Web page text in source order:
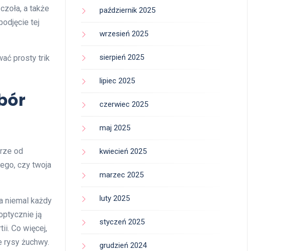
a także
tej
prosty trik
od
czy twoja
niemal każdy
ją
Co więcej,
żuchwy.
październik 2025
wrzesień 2025
sierpień 2025
lipiec 2025
czerwiec 2025
maj 2025
kwiecień 2025
marzec 2025
luty 2025
styczeń 2025
grudzień 2024